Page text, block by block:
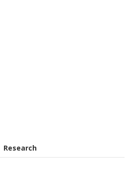
Research